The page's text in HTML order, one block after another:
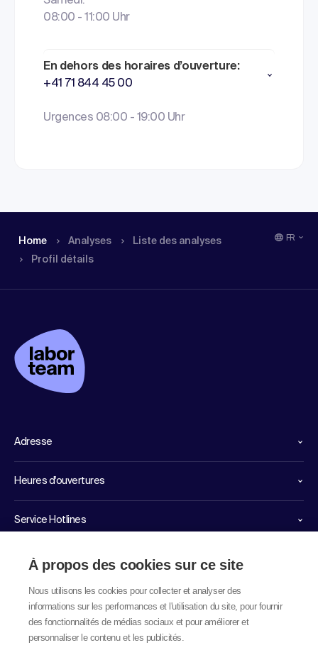
08:00 - 11:00 Uhr
En dehors des horaires d’ouverture:
+41 71 844 45 00
Urgences 08:00 - 19:00 Uhr
Home Analyses
Liste des analyses
Profil détails
FR
Adresse
Heures d'ouvertures
Service Hotlines
Liens importants
À propos des cookies sur ce site
Nous utilisons les cookies pour collecter et analyser des
informations sur les performances et l'utilisation du site, pour fournir
des fonctionnalités de médias sociaux et pour améliorer et
personnaliser le contenu et les publicités.